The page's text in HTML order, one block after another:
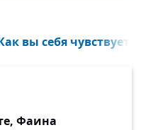
вы себя
Фаина